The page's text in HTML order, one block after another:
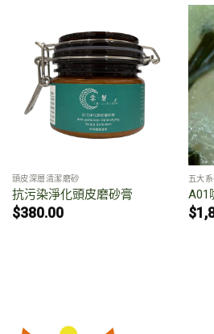
頭皮深層清潔磨砂
抗污染淨化頭皮磨砂膏
$380.00
五大
A01
$